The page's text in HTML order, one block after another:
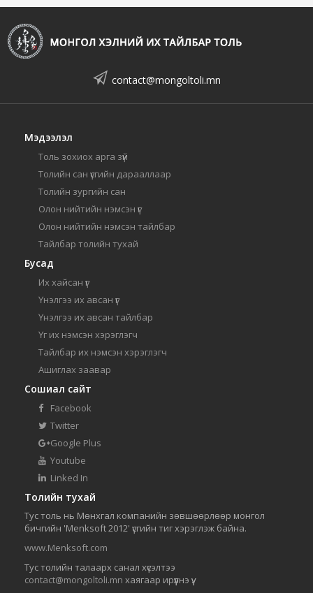
contact@mongoltoli.mn
Мэдээлэл
Толь зохиох арга зүй
Толийн сан үсгийн дарааллаар
Толийн зургийн сан
Олон нийтийн нэмсэн үг
Олон нийтийн нэмсэн тайлбар
Тайлбар толийн тухай
Бусад
Их хайсан үг
Үнэлгээ их авсан үг
Үнэлгээ их авсан тайлбар
Үг их нэмсэн хэрэглэгч
Тайлбар их нэмсэн хэрэглэгч
Ашиглах заавар
Сошиал сайт
Facebook
Twitter
Google Plus
Youtube
Linked In
Толийн тухай
Тус толь нь Мөнхгал компанийн зөвшөөрлөөр монгол
бичгийн 'Menksoft 2012' үсгийн тиг хэрэглэж байна.
www.Menksoft.com
Тус толийн талаарх санал хүсэлтээ
contact@mongoltoli.mn хаягаар ирүүлнэ үү.